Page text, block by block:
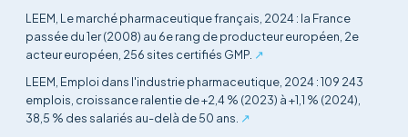
LEEM, Le marché pharmaceutique français, 2024 : la France
passée du 1er (2008) au 6e rang de producteur européen, 2e
acteur européen, 256 sites certifiés GMP. ↗
LEEM, Emploi dans l'industrie pharmaceutique, 2024 : 109 243
emplois, croissance ralentie de +2,4 % (2023) à +1,1 % (2024),
38,5 % des salariés au-delà de 50 ans. ↗